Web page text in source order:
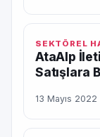
SEKTÖREL
AtaAlp
Satışlara
13 Mayıs